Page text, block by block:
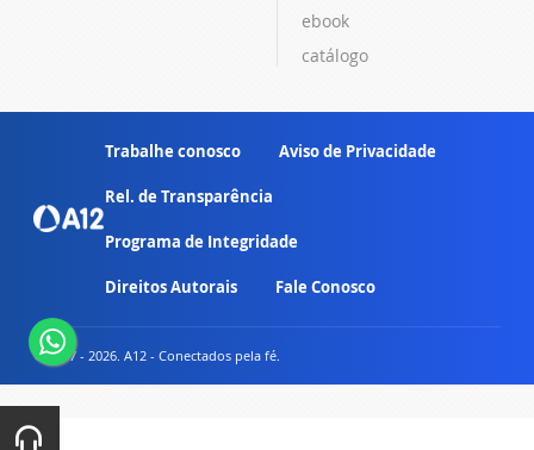
ebook
catálogo
Trabalhe conosco Aviso de Privacidade
Rel. de Transparência
Programa de Integridade
Direitos Autorais Fale Conosco
© 2007 - 2026. A12 - Conectados pela fé.